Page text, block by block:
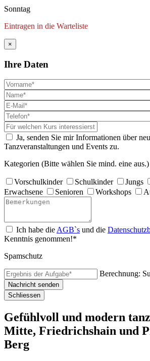
Sonntag
Eintragen in die Warteliste
×
Ihre Daten
Ja, senden Sie mir Informationen über
Tanzveranstaltungen und Events zu.
Kategorien (Bitte wählen Sie mind. eine aus.)
Vorschulkinder Schulkinder Jungs
Erwachsene
Senioren Workshops
Ich habe die AGB`s und die
Kenntnis genommen!*
Spamschutz
Berechnung:
Nachricht senden
Schliessen
Gefühlvoll und modern
Mitte, Friedrichshain und
Berg